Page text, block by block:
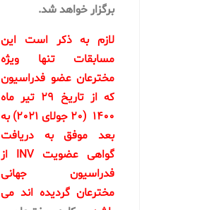
برگزار خواهد شد.
لازم به ذکر است این
مسابقات تنها ویژه
مخترعان عضو فدراسیون
که از تاریخ ۲۹ تیر ماه
۱۴۰۰ (۲۰ جولای ۲۰۲۱) به
بعد موفق به دریافت
گواهی عضویت INV از
فدراسیون جهانی
مخترعان گردیده اند می